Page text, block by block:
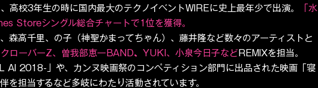
高校3年生の時に国内最大のテクノイベントWIREに史上最年少で出演。
「水
Storeシングル総合チャートで1位を獲得。
森高千里、の子（神聖かまってちゃん）、藤井隆など数々のアーティストと
ローバーZ、曽我部恵一 BAND、 YUKI、小泉今日子など REMIXを担当。
AI 2018-」や、カンヌ映画祭のコンペティション部門に出品された映画「寝
を担当するなど多岐にわたり活動されています。